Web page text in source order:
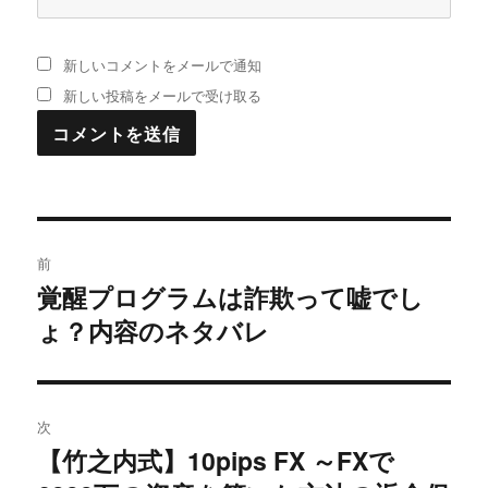
新しいコメントをメールで通知
新しい投稿をメールで受け取る
稿
ナ
ビ
ゲ
ー
前
過
去
投
稿:
覚醒プログラムは詐欺って嘘でし
ょ？内容のネタバレ
次
【竹之内式】10pips FX ～FXで